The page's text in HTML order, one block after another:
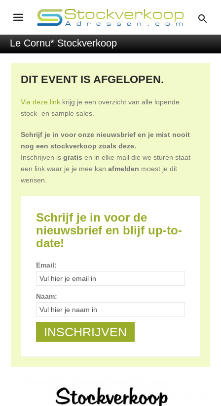
Le Cornu* Stockverkoop
DIT EVENT IS AFGELOPEN.
Via deze link krijg je een overzicht van alle lopende
stock- en sample sales.
Schrijf je in voor onze nieuwsbrief en je mist nooit
nog een stockverkoop zoals deze.
Inschrijven isgratis en in elke mail die we sturen staat
een link waar je je mee kanafmelden moest je dit
wensen.
Schrijf je in voor de
nieuwsbrief en blijf up-to-
date!
Email:
Naam: